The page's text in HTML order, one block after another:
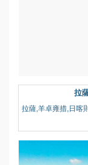
拉
拉薩,羊卓雍措,日喀